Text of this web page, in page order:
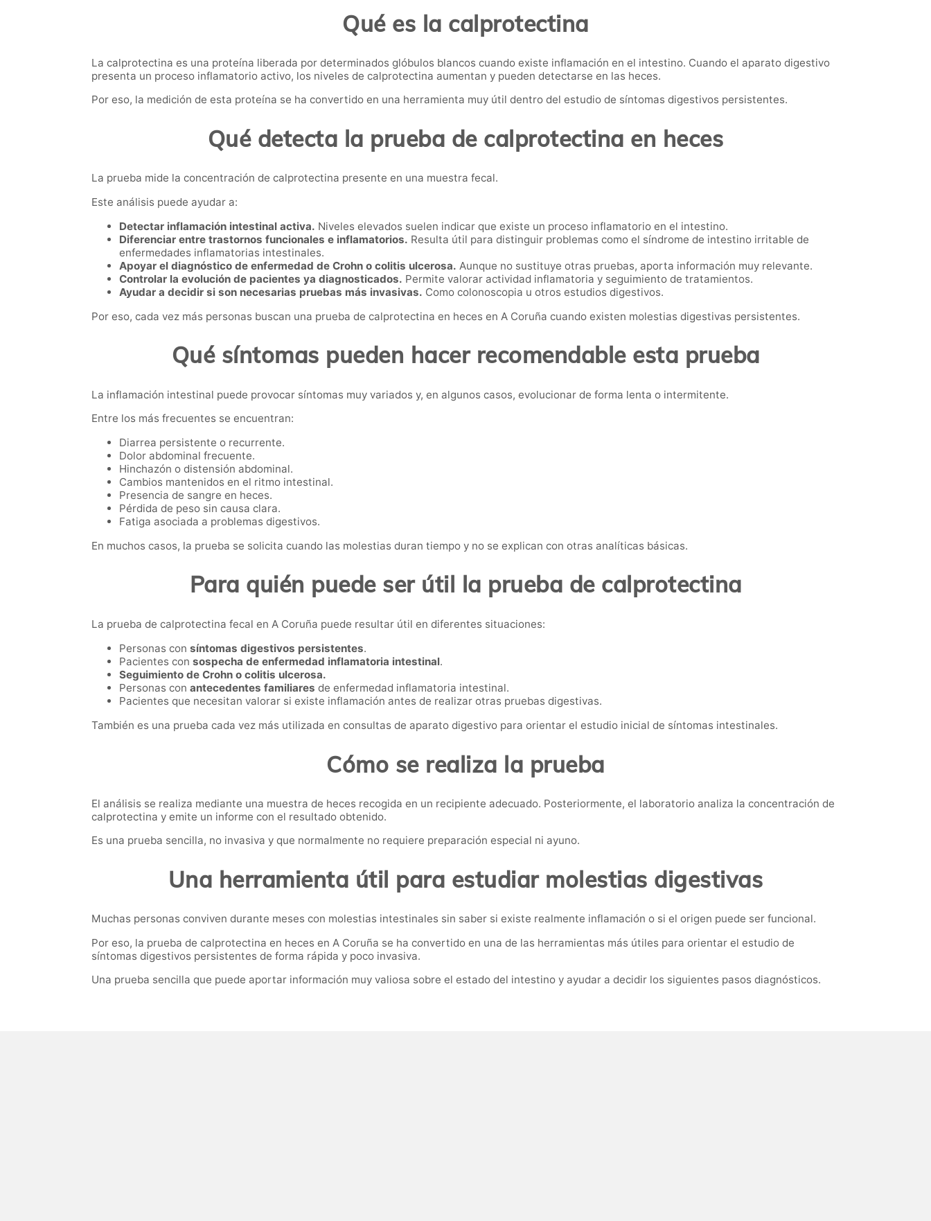
Qué es la calprotectina
La calprotectina es una proteína liberada por determinados glóbulos blancos cuando existe inflamación en el intestino. Cuando el aparato digestivo
presenta un proceso inflamatorio activo, los niveles de calprotectina aumentan y pueden detectarse en las heces.
Por eso, la medición de esta proteína se ha convertido en una herramienta muy útil dentro del estudio de síntomas digestivos persistentes.
Qué detecta la prueba de calprotectina en heces
La prueba mide la concentración de calprotectina presente en una muestra fecal.
Este análisis puede ayudar a:
Detectar inflamación intestinal activa. Niveles elevados suelen indicar que existe un proceso inflamatorio en el intestino.
Diferenciar entre trastornos funcionales e inflamatorios. Resulta útil para distinguir problemas como el síndrome de intestino irritable de
enfermedades inflamatorias intestinales.
Apoyar el diagnóstico de enfermedad de Crohn o colitis ulcerosa. Aunque no sustituye otras pruebas, aporta información muy relevante.
Controlar la evolución de pacientes ya diagnosticados. Permite valorar actividad inflamatoria y seguimiento de tratamientos.
Ayudar a decidir si son necesarias pruebas más invasivas. Como colonoscopia u otros estudios digestivos.
Por eso, cada vez más personas buscan una prueba de calprotectina en heces en A Coruña cuando existen molestias digestivas persistentes.
Qué síntomas pueden hacer recomendable esta prueba
La inflamación intestinal puede provocar síntomas muy variados y, en algunos casos, evolucionar de forma lenta o intermitente.
Entre los más frecuentes se encuentran:
Diarrea persistente o recurrente.
Dolor abdominal frecuente.
Hinchazón o distensión abdominal.
Cambios mantenidos en el ritmo intestinal.
Presencia de sangre en heces.
Pérdida de peso sin causa clara.
Fatiga asociada a problemas digestivos.
En muchos casos, la prueba se solicita cuando las molestias duran tiempo y no se explican con otras analíticas básicas.
Para quién puede ser útil la prueba de calprotectina
La prueba de calprotectina fecal en A Coruña puede resultar útil en diferentes situaciones:
Personas con síntomas digestivos persistentes.
Pacientes con sospecha de enfermedad inflamatoria intestinal.
Seguimiento de Crohn o colitis ulcerosa.
Personas con antecedentes familiares de enfermedad inflamatoria intestinal.
Pacientes que necesitan valorar si existe inflamación antes de realizar otras pruebas digestivas.
También es una prueba cada vez más utilizada en consultas de aparato digestivo para orientar el estudio inicial de síntomas intestinales.
Cómo se realiza la prueba
El análisis se realiza mediante una muestra de heces recogida en un recipiente adecuado. Posteriormente, el laboratorio analiza la concentración de
calprotectina y emite un informe con el resultado obtenido.
Es una prueba sencilla, no invasiva y que normalmente no requiere preparación especial ni ayuno.
Una herramienta útil para estudiar molestias digestivas
Muchas personas conviven durante meses con molestias intestinales sin saber si existe realmente inflamación o si el origen puede ser funcional.
Por eso, la prueba de calprotectina en heces en A Coruña se ha convertido en una de las herramientas más útiles para orientar el estudio de
síntomas digestivos persistentes de forma rápida y poco invasiva.
Una prueba sencilla que puede aportar información muy valiosa sobre el estado del intestino y ayudar a decidir los siguientes pasos diagnósticos.